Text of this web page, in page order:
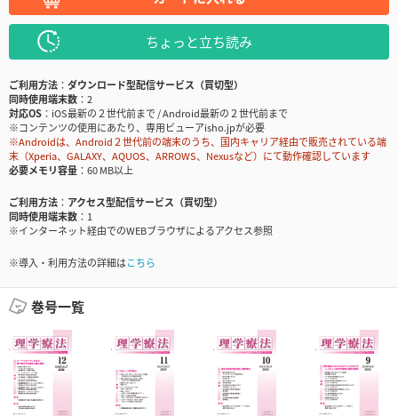
ちょっと立ち読み
ご利用方法
ダウンロード型配信サービス（買切型）
同時使用端末数
2
対応OS
iOS最新の２世代前まで / Android最新の２世代前まで
※コンテンツの使用にあたり、専用ビューアisho.jpが必要
※Androidは、Android２世代前の端末のうち、国内キャリア経由で販売されている端
末（Xperia、GALAXY、AQUOS、ARROWS、Nexusなど）にて動作確認しています
必要メモリ容量
60 MB以上
ご利用方法
アクセス型配信サービス（買切型）
同時使用端末数
1
※インターネット経由でのWEBブラウザによるアクセス参照
※導入・利用方法の詳細はこちら
巻号一覧